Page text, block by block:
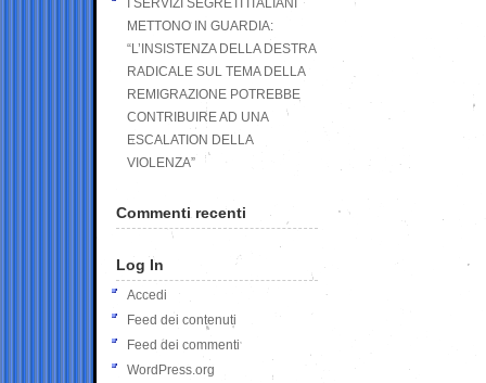
I SERVIZI SEGRETI ITALIANI
METTONO IN GUARDIA:
“L’INSISTENZA DELLA DESTRA
RADICALE SUL TEMA DELLA
REMIGRAZIONE POTREBBE
CONTRIBUIRE AD UNA
ESCALATION DELLA
VIOLENZA”
Commenti recenti
Log In
Accedi
Feed dei contenuti
Feed dei commenti
WordPress.org